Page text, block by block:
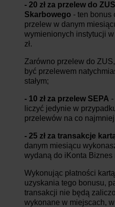
- 20 zł za przelew do
Skarbowego - ten bonus
przelew w danym
wymienionych instytucji
zł.
Zarówno przelew do
być przelewem
stałym;
- 10 zł za przelew SEPA
liczyć jedynie w
przelewów na co
- 25 zł za transakcje
danym miesiącu
wydaną do iKonta Biznes
Wykonując płatności
uzyskania tego bonusu,
transakcji nie będą
wykonane w miejscach,